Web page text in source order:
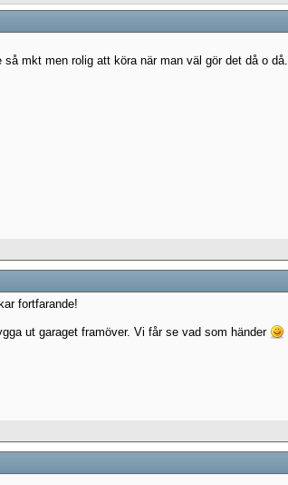
mkt men rolig att köra när man väl gör det då o då.
fortfarande!
ut garaget framöver. Vi får se vad som händer